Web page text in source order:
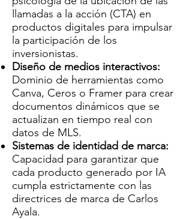
llamadas a la acción (CTA) en
productos digitales para impulsar
la participación de los
inversionistas.
Diseño de medios interactivos:
Dominio de herramientas como
Canva, Ceros o Framer para crear
documentos dinámicos que se
actualizan en tiempo real con
datos de MLS.
Sistemas de identidad de marca:
Capacidad para garantizar que
cada producto generado por IA
cumpla estrictamente con las
directrices de marca de Carlos
Ayala.